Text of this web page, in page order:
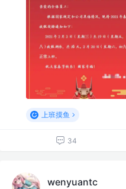
上班摸鱼
34
wenyuantc